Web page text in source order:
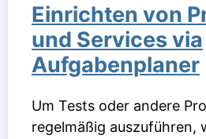
Einrichten von
und Services via
Aufgabenplaner
Um Tests oder andere
regelmäßig auszuführen,